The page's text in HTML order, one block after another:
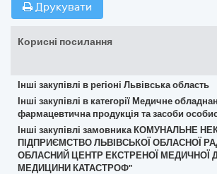
Друкувати
Корисні посилання
Інші закупівлі в регіоні Львівська область
Інші закупівлі в категорії Медичне
фармацевтична продукція та засоби
Інші закупівлі замовника КОМУНАЛЬНЕ
ПІДПРИЄМСТВО ЛЬВІВСЬКОЇ ОБЛАСНОЇ
ОБЛАСНИЙ ЦЕНТР ЕКСТРЕНОЇ МЕДИЧНОЇ
МЕДИЦИНИ КАТАСТРОФ"